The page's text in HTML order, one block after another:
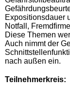
Expositionsdauer
Notfall,
Diese Themen
Auch nimmt der
nach außen ein.
Teilnehmerkreis: